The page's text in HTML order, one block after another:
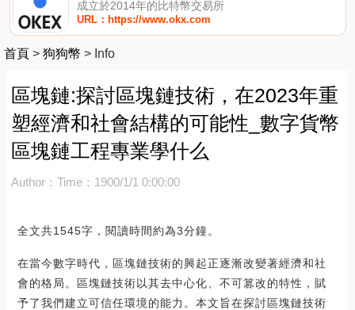
成立於2014年的比特幣交易所
URL：https://www.okx.com
首頁 > 狗狗幣 > Info
區塊鏈:探討區塊鏈技術，在2023年重
塑經濟和社會結構的可能性_數字貨幣
區塊鏈工程專業學什么
Author： Time：1900/1/1 0:00:00
全文共1545字，閱讀時間約為3分鐘。
在當今數字時代，區塊鏈技術的興起正逐漸改變著經濟和社
會的格局。區塊鏈技術以其去中心化、不可篡改的特性，賦
予了我們建立可信任環境的能力。本文旨在探討區塊鏈技術